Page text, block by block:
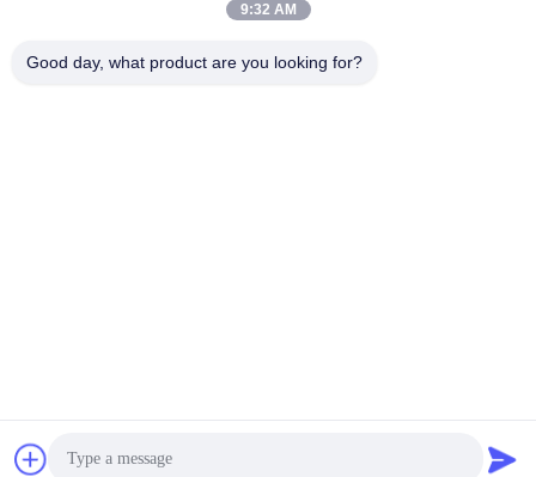
CO., LTD . Tous Droites réservées.
9:32 AM
Good day, what product are you looking for?